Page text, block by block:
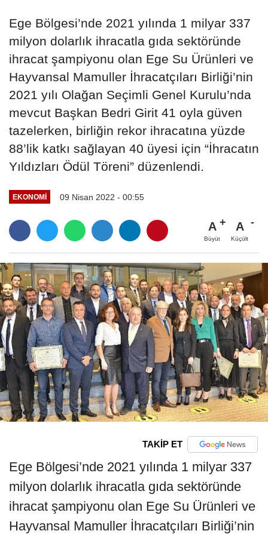
Ege Bölgesi’nde 2021 yılında 1 milyar 337
milyon dolarlık ihracatla gıda sektöründe
ihracat şampiyonu olan Ege Su Ürünleri ve
Hayvansal Mamuller İhracatçıları Birliği’nin
2021 yılı Olağan Seçimli Genel Kurulu’nda
mevcut Başkan Bedri Girit 41 oyla güven
tazelerken, birliğin rekor ihracatına yüzde
88’lik katkı sağlayan 40 üyesi için “İhracatın
Yıldızları Ödül Töreni” düzenlendi.
EKONOMI 09 Nisan 2022 - 00:55
A
Büyüt
A
Küçült
TAKİP ET
Ege Bölgesi’nde 2021 yılında 1 milyar 337
milyon dolarlık ihracatla gıda sektöründe
ihracat şampiyonu olan Ege Su Ürünleri ve
Hayvansal Mamuller İhracatçıları Birliği’nin